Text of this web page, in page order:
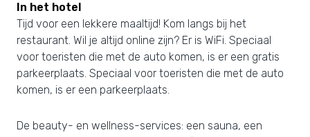
In het hotel
Tijd voor een lekkere maaltijd! Kom langs bij het
restaurant. Wil je altijd online zijn? Er is WiFi. Speciaal
voor toeristen die met de auto komen, is er een gratis
parkeerplaats. Speciaal voor toeristen die met de auto
komen, is er een parkeerplaats.
De beauty- en wellness-services: een sauna, een